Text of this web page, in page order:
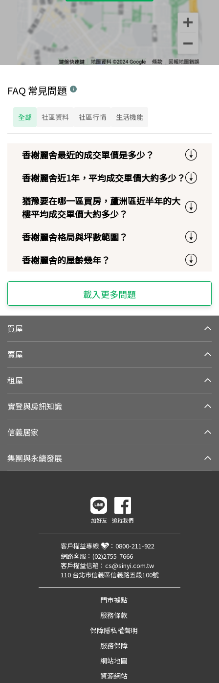
FAQ 常見問題
全部 社區資料 社區行情 生活機能
香榭麗舍最近的成交單價是多少？
香榭麗舍近1年，平均成交單價大約多少？
猶豫要在哪一區買房，蘆洲區近半年的大
樓平均成交單價大約多少？
香榭麗舍格局與坪數範圍？
香榭麗舍的屋齡幾年？
載入更多問題
買屋
賣屋
租屋
實登與房訊知識
信義居家
集團與永續發展
加好友 追蹤我們
客戶權益專線 ： 0800-211-922
網路客服： (02)2755-7666
客戶權益信箱： cs@sinyi.com.tw
110 台北市信義區信義路五段100號
門市據點
服務條款
保障隱私權聲明
服務保障
網站地圖
資源網站